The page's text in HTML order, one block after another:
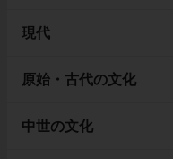
現代
原始・古代の文化
中世の文化